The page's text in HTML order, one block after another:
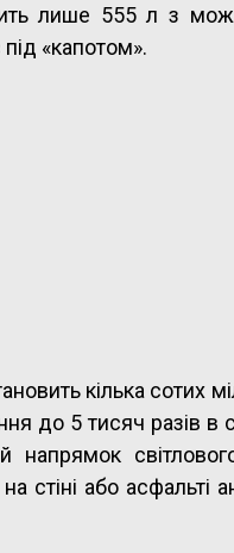
лише 555 л з
«капотом».
кілька сотих
до 5 тисяч разів в
стіні або асфальті